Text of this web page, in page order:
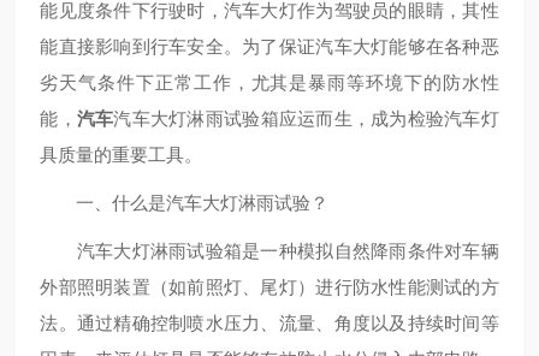
能见度条件下行驶时，汽车大灯作为驾驶员的眼睛，其性
能直接影响到行车安全。为了保证汽车大灯能够在各种恶
劣天气条件下正常工作，尤其是暴雨等环境下的防水性
能， 汽车汽车大灯淋雨试验箱应运而生，成为检验汽车灯
具质量的重要工具。
一、什么是汽车大灯淋雨试验？
汽车大灯淋雨试验箱是一种模拟自然降雨条件对车辆
外部照明装置（如前照灯、尾灯）进行防水性能测试的方
法。通过精确控制喷水压力、流量、角度以及持续时间等